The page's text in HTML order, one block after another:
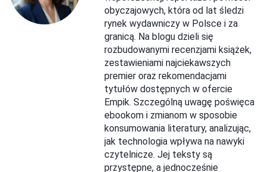
obyczajowych, która od lat śledzi
rynek wydawniczy w Polsce i za
granicą. Na blogu dzieli się
rozbudowanymi recenzjami książek,
zestawieniami najciekawszych
premier oraz rekomendacjami
tytułów dostępnych w ofercie
Empik. Szczególną uwagę poświęca
ebookom i zmianom w sposobie
konsumowania literatury, analizując,
jak technologia wpływa na nawyki
czytelnicze. Jej teksty są
przystępne, a jednocześnie